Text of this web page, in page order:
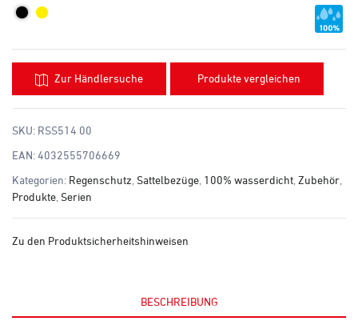
Zur Händlersuche Produkte vergleichen
SKU: RSS514 00
EAN:4032555706669
Kategorien: Regenschutz Sattelbezüge 100% wasserdicht Zubehör
Produkte Serien
Zu den Produktsicherheitshinweisen
BESCHREIBUNG